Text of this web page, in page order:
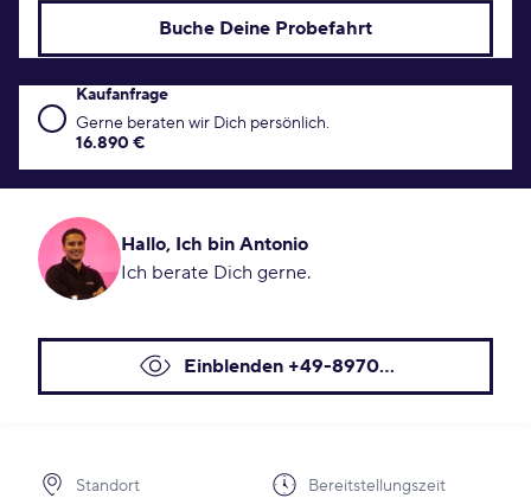
Buche Deine Probefahrt
Kaufanfrage Konditionen
Kaufanfrage
Gerne beraten wir Dich persönlich.
16.890 €
Hallo, Ich bin Antonio
Ich berate Dich gerne.
Einblenden +49-8970...
Standort Bereitstellungszeit